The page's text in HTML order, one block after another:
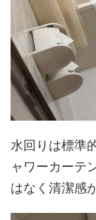
水回りは標準
ャワーカーテ
はなく清潔感